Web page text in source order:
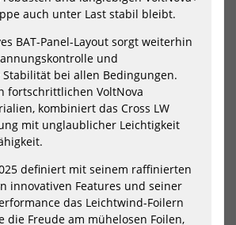
auch unter Last stabil bleibt.
BAT-Panel-Layout sorgt weiterhin
und
bei allen Bedingungen.
fortschrittlichen VoltNova
kombiniert das Cross LW
mit unglaublicher Leichtigkeit
definiert mit seinem raffinierten
innovativen Features und seiner
das Leichtwind-Foilern
die Freude am mühelosen Foilen,
2026
5.4m
Duotone - Stash - Parawings
2026
919,00 €*
Duotone
NEU